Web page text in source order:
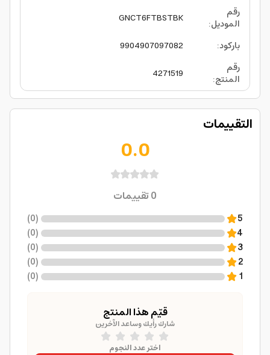
رقم
الموديل:
GNCT6FTBSTBK
باركود:
9904907097082
رقم
المنتج:
4271519
التقييمات
0.0
0تقييمات
5
(
0
)
4
(
0
)
3
(
0
)
2
(
0
)
1
(
0
)
قيّم هذا المنتج
شارك رأيك وساعد الآخرين
اختر عدد النجوم